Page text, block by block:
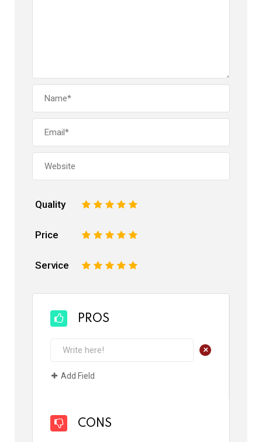
Quality 5
4
3
2
Price 5
4
3
2
Service 5
4
3
2
PROS
+
Add Field
CONS